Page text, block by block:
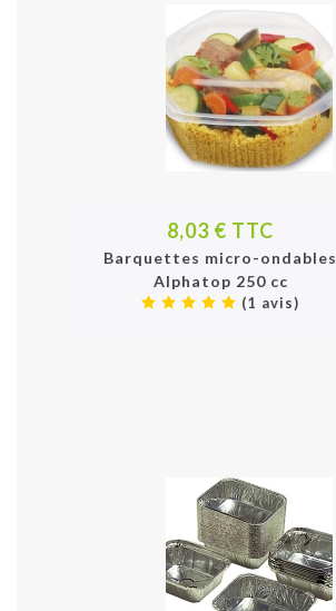
8,03 € TTC
Barquettes micro-ondables
Alphatop 250 cc
(1 avis)